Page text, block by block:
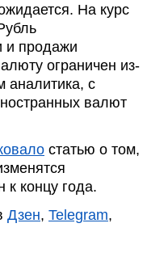
На курс
и продажи
ограничен из-
аналитика, с
валют
статью о том,
концу года.
Дзен, Telegram,